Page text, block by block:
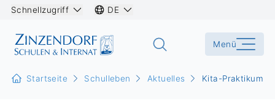
Schnellzugriff DE
Menü
Startseite Schulleben Aktuelles Kita-Praktikum